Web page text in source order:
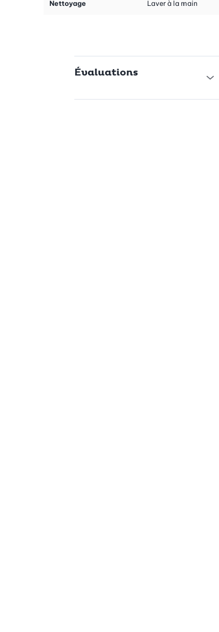
Évitez le lavage au lave-vaisselle et les produits abrasifs pour
Nettoyage Laver à la main
Évaluations